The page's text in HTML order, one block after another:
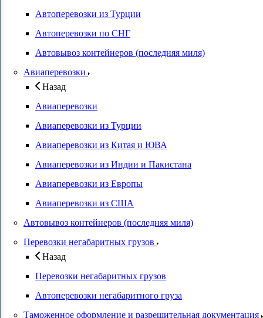
Автоперевозки из Турции
Автоперевозки по СНГ
Автовывоз контейнеров (последняя миля)
Авиаперевозки
Назад
Авиаперевозки
Авиаперевозки из Турции
Авиаперевозки из Китая и ЮВА
Авиаперевозки из Индии и Пакистана
Авиаперевозки из Европы
Авиаперевозки из США
Автовывоз контейнеров (последняя миля)
Перевозки негабаритных грузов
Назад
Перевозки негабаритных грузов
Автоперевозки негабаритного груза
Таможенное оформление и разрешительная документация